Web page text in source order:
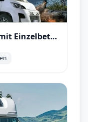
Einzelbett